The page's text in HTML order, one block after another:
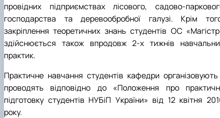
ДРУЗЬ Валерій Іванович (02.10.1980 -
05.09.2023 р.), випускник 2003 року.
ДУБИНА Сергій Анатолійович (24.04.1983 -
31.07.2023 р.), випускник 2005 року.
ЗАЛОЗНИЙ Вʼячеслав Анатолійович
КОВАЛЬСЬКИЙ Павло Васильович
- 06.05.2022 р.), випускник 1999 року.
КОРЕНЬ Володимир Анатолійович
провідних підприємствах лісового, садово-
господарства та деревообробної галузі. Крім
закріплення теоретичних знань студентів ОС
здійснюється також впродовж 2-х тижнів
практик.
Практичне навчання студентів кафедри організовують
проводять відповідно до «Положення про
підготовку студентів НУБіП України» від 12 квітня
року.